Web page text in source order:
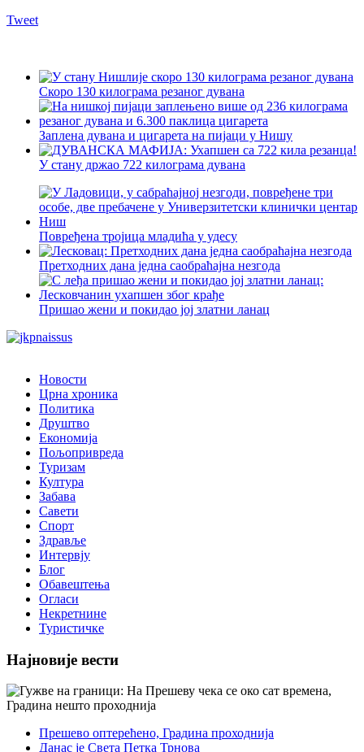
Tweet
Скоро 130 килограма резаног дувана
Заплена дувана и цигарета на пијаци у Нишу
У стану држао 722 килограма дувана
Повређена тројица младића у удесу
Претходних дана једна саобраћајна незгода
Пришао жени и покидао јој златни ланац
Новости
Црна хроника
Политика
Друштво
Економија
Пољопривреда
Туризам
Култура
Забава
Савети
Спорт
Здравље
Интервју
Блог
Обавештења
Огласи
Некретнине
Туристичке
Најновије вести
Прешево оптерећено, Градина проходнија
Данас је Света Петка Трнова